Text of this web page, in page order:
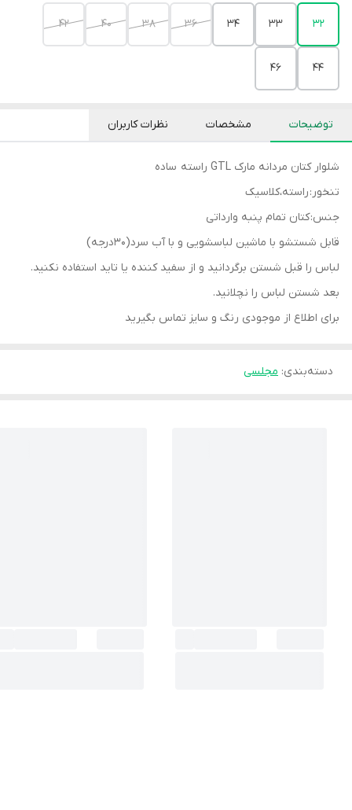
32
33
34
36
38
40
42
44
46
توضیحات مشخصات نظرات کاربران
شلوار کتان مردانه مارک GTL راسته ساده
تنخور: راسته،کلاسیک
جنس: کتان تمام پنبه وارداتی
قابل شستشو با ماشین لباسشویی و با آب سرد(30درجه)
لباس را قبل شستن برگردانید و از سفید کننده یا تاید استفاده نکنید.
بعد شستن لباس را نچلانید.
برای اطلاع از موجودی رنگ و سایز تماس بگیرید
دسته‌بندی: مجلسی